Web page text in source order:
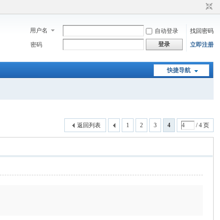
用户名 自动登录
找回密码
密码
登录 立即注册
快捷导航
1 2 3 4 / 4 页
返回列表